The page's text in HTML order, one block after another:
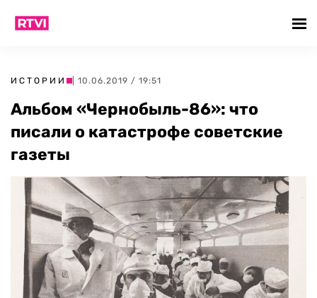
ИСТОРИИ | 10.06.2019 / 19:51
Альбом «Чернобыль-86»: что
писали о катастрофе советские
газеты